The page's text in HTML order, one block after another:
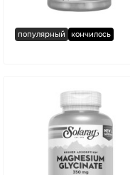
популярный кончилось